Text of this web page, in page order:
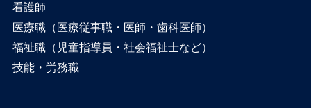
看護師
医療職（医療従事職・医師・歯科医師）
福祉職（児童指導員・社会福祉士など）
技能・労務職